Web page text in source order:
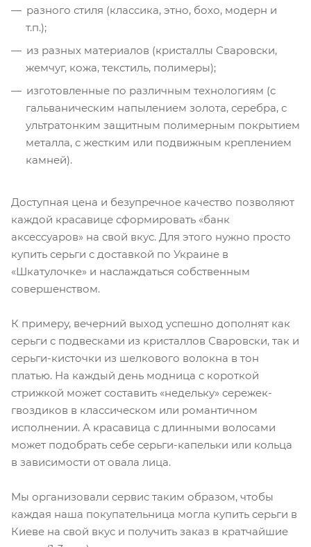
разного стиля (классика, этно, бохо, модерн и
т.п.);
из разных материалов (кристаллы Сваровски,
жемчуг, кожа, текстиль, полимеры);
изготовленные по различным технологиям (с
гальваническим напылением золота, серебра, с
ультратонким защитным полимерным покрытием
металла, с жестким или подвижным креплением
камней).
Доступная цена и безупречное качество позволяют
каждой красавице сформировать «банк
аксессуаров» на свой вкус. Для этого нужно просто
купить серьги с доставкой по Украине в
«Шкатулочке» и наслаждаться собственным
совершенством.
К примеру, вечерний выход успешно дополнят как
серьги с подвесками из кристаллов Сваровски, так и
серьги-кисточки из шелкового волокна в тон
платью. На каждый день модница с короткой
стрижкой может составить «недельку» сережек-
гвоздиков в классическом или романтичном
исполнении. А красавица с длинными волосами
может подобрать себе серьги-капельки или кольца
в зависимости от овала лица.
Мы организовали сервис таким образом, чтобы
каждая наша покупательница могла купить серьги в
Киеве на свой вкус и получить заказ в кратчайшие